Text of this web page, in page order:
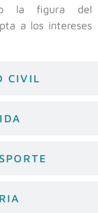
CIVIL
la figura del
a los intereses